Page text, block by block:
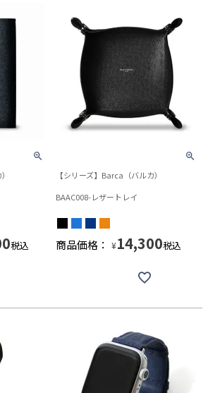
税込
【シリーズ】Barca（バルカ）
BAAC008-レザートレイ
商品価格： ¥14,300税込